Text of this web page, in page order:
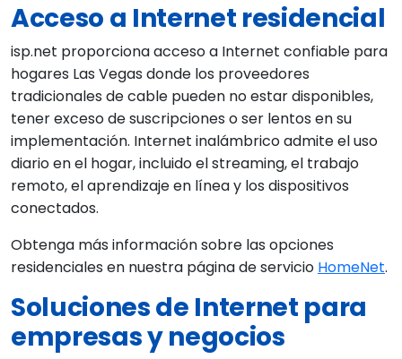
Acceso a Internet residencial
isp.net proporciona acceso a Internet confiable para
hogares Las Vegas donde los proveedores
tradicionales de cable pueden no estar disponibles,
tener exceso de suscripciones o ser lentos en su
implementación. Internet inalámbrico admite el uso
diario en el hogar, incluido el streaming, el trabajo
remoto, el aprendizaje en línea y los dispositivos
conectados.
Obtenga más información sobre las opciones
residenciales en nuestra página de servicio HomeNet.
Soluciones de Internet para
empresas y negocios